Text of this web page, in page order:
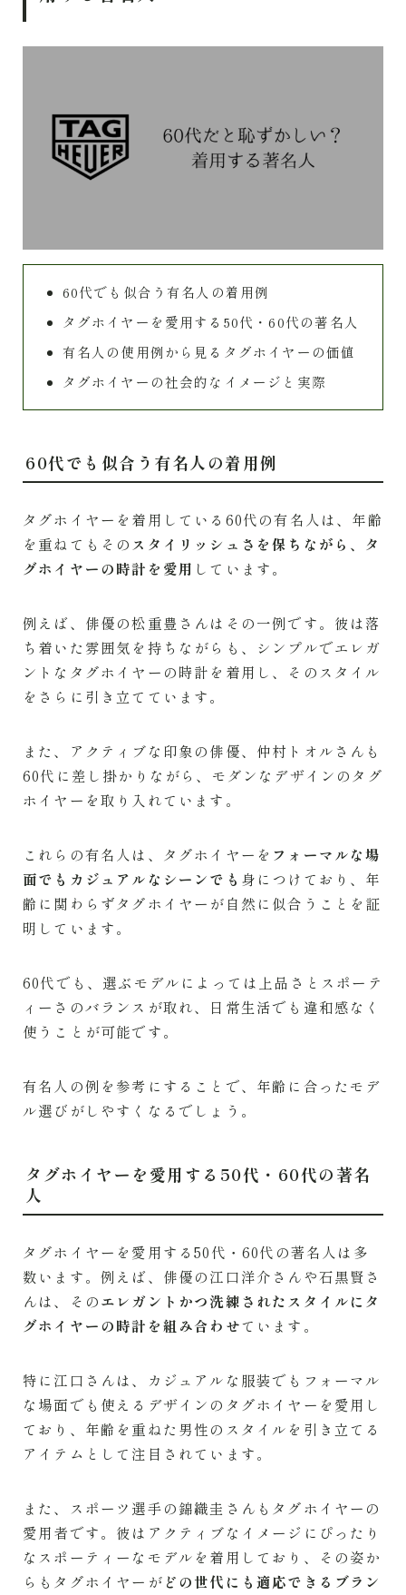
60代でも似合う有名人の着用例
タグホイヤーを愛用する50代・60代の著名人
有名人の使用例から見るタグホイヤーの価値
タグホイヤーの社会的なイメージと実際
60代でも似合う有名人の着用例
タグホイヤーを着用している60代の有名人は、年齢
を重ねてもその スタイリッシュさを保ちながら、タ
グホイヤーの時計を愛用 しています。
例えば、俳優の松重豊さんはその一例です。彼は落
ち着いた雰囲気を持ちながらも、シンプルでエレガ
ントなタグホイヤーの時計を着用し、そのスタイル
をさらに引き立てています。
また、アクティブな印象の俳優、仲村トオルさんも
60代に差し掛かりながら、モダンなデザインのタグ
ホイヤーを取り入れています。
これらの有名人は、タグホイヤーを フォーマルな場
面でもカジュアルなシーンでも 身につけており、年
齢に関わらずタグホイヤーが自然に似合うことを証
明しています。
60代でも、選ぶモデルによっては上品さとスポーテ
ィーさのバランスが取れ、日常生活でも違和感なく
使うことが可能です。
有名人の例を参考にすることで、年齢に合ったモデ
ル選びがしやすくなるでしょう。
タグホイヤーを愛用する50代・60代の著名
人
タグホイヤーを愛用する50代・60代の著名人は多
数います。例えば、俳優の江口洋介さんや石黒賢さ
んは、そのエレガントかつ洗練されたスタイルにタ
グホイヤーの時計を組み合わせています。
特に江口さんは、カジュアルな服装でもフォーマル
な場面でも使えるデザインのタグホイヤーを愛用し
ており、年齢を重ねた男性のスタイルを引き立てる
アイテムとして注目されています。
また、スポーツ選手の錦織圭さんもタグホイヤーの
愛用者です。彼はアクティブなイメージにぴったり
なスポーティーなモデルを着用しており、その姿か
らもタグホイヤーが どの世代にも適応できるブラン